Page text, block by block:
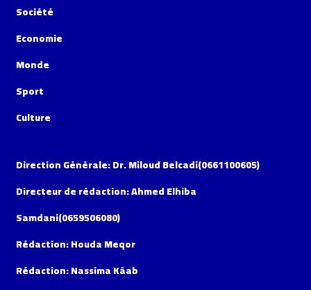
Société
Economie
Monde
Sport
Culture
Direction Générale: Dr. Miloud Belcadi(0661100605)
Directeur de rédaction: Ahmed Elhiba
Samdani(0659506080)
Rédaction: Houda Meqor
Rédaction: Nassima Kâab